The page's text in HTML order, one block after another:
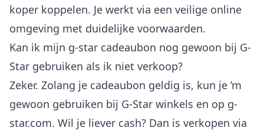
koper koppelen. Je werkt via een veilige online
omgeving met duidelijke voorwaarden.
Kan ik mijn g-star cadeaubon nog gewoon bij G-
Star gebruiken als ik niet verkoop?
Zeker. Zolang je cadeaubon geldig is, kun je ’m
gewoon gebruiken bij G-Star winkels en op g-
star.com. Wil je liever cash? Dan is verkopen via